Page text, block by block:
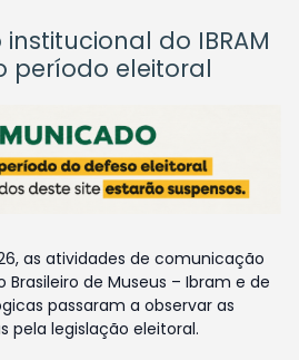
do IBRAM
período eleitoral
as atividades de comunicação
de Museus – Ibram e de
passaram a observar as
pela legislação eleitoral.